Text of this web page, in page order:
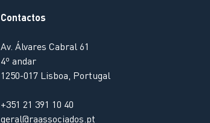
Contactos
Av. Álvares Cabral 61
4º andar
1250-017 Lisboa, Portugal
+351 21 391 10 40
geral@raassociados.pt